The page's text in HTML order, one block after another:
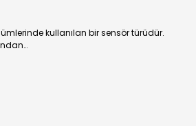
kullanılan bir sensör türüdür.